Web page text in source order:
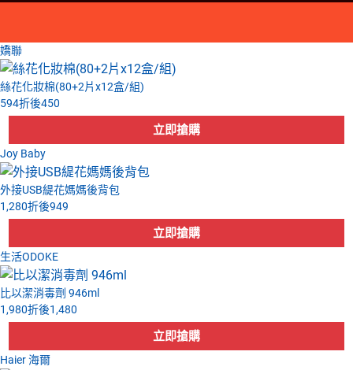
嬌聯
絲花化妝棉(80+2片x12盒/組)
594折後450
Joy Baby
外接USB緹花媽媽後背包
1,280折後949
生活ODOKE
比以潔消毒劑 946ml
1,980折後1,480
Haier 海爾